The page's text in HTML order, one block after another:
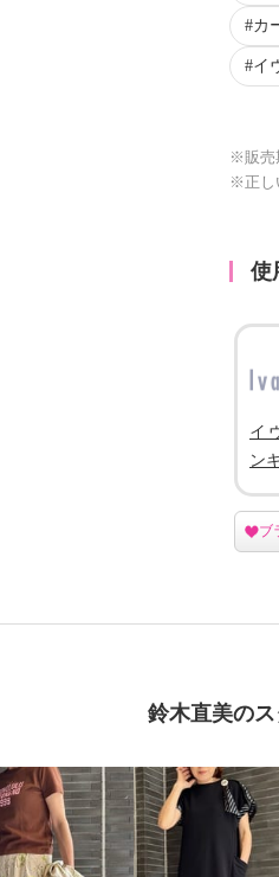
カ
イ
※販売
※正し
使
イ
ン
ブ
鈴木直美の